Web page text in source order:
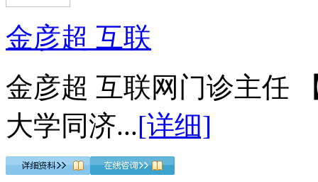
金彦超 互联
金彦超 互联网门诊主任
大学同济...[详细]